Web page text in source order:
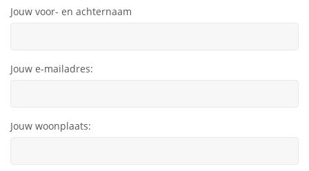
Jouw voor- en achternaam
Jouw e-mailadres:
Jouw woonplaats: